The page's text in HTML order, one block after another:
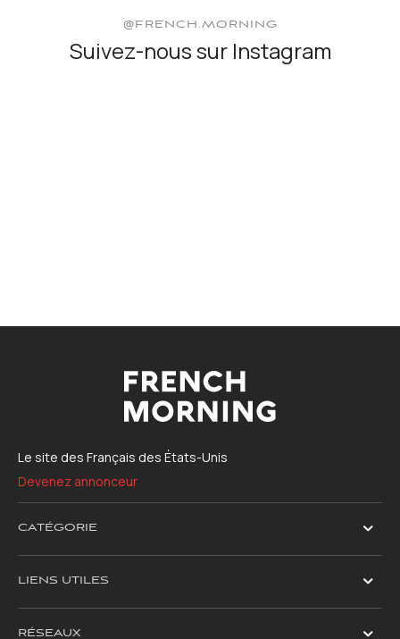
@FRENCH.MORNING
Suivez-nous sur Instagram
Le site des Français des États-Unis
Devenez annonceur
CATÉGORIE
LIENS UTILES
RÉSEAUX